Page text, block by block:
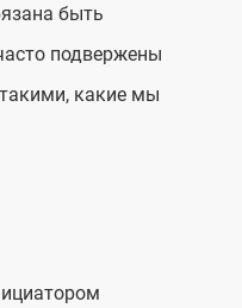
быть
подвержены
какие мы